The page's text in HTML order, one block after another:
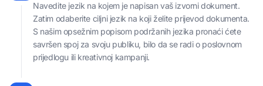
Navedite jezik na kojem je napisan vaš izvorni dokument.
Zatim odaberite ciljni jezik na koji želite prijevod dokumenta.
S našim opsežnim popisom podržanih jezika pronaći ćete
savršen spoj za svoju publiku, bilo da se radi o poslovnom
prijedlogu ili kreativnoj kampanji.